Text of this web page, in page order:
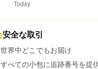
Today
安全な取引
世界中どこでもお届け
すべての小包に追跡番号を提